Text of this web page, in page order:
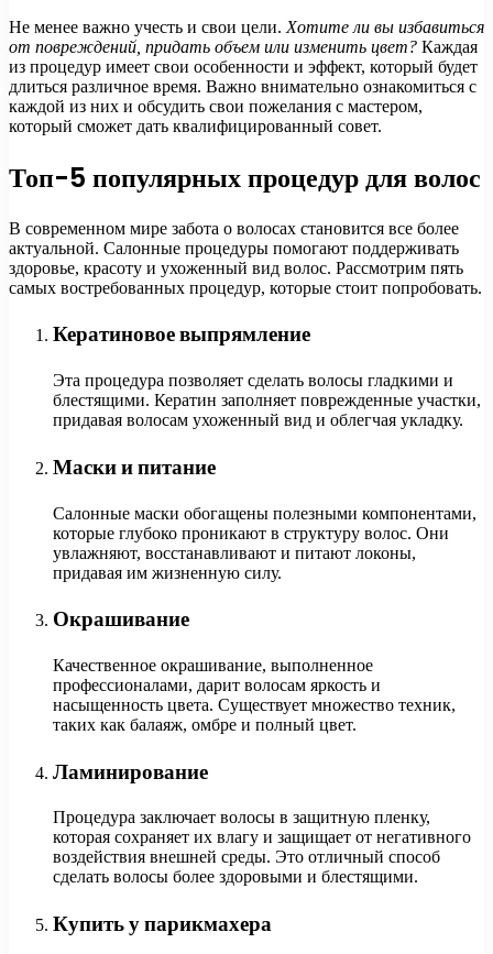
Не менее важно учесть и свои цели. Хотите ли вы избавиться
от повреждений, придать объем или изменить цвет? Каждая
из процедур имеет свои особенности и эффект, который будет
длиться различное время. Важно внимательно ознакомиться с
каждой из них и обсудить свои пожелания с мастером,
который сможет дать квалифицированный совет.
Топ-5 популярных процедур для волос
В современном мире забота о волосах становится все более
актуальной. Салонные процедуры помогают поддерживать
здоровье, красоту и ухоженный вид волос. Рассмотрим пять
самых востребованных процедур, которые стоит попробовать.
Кератиновое выпрямление
Эта процедура позволяет сделать волосы гладкими и
блестящими. Кератин заполняет поврежденные участки,
придавая волосам ухоженный вид и облегчая укладку.
Маски и питание
Салонные маски обогащены полезными компонентами,
которые глубоко проникают в структуру волос. Они
увлажняют, восстанавливают и питают локоны,
придавая им жизненную силу.
Окрашивание
Качественное окрашивание, выполненное
профессионалами, дарит волосам яркость и
насыщенность цвета. Существует множество техник,
таких как балаяж, омбре и полный цвет.
Ламинирование
Процедура заключает волосы в защитную пленку,
которая сохраняет их влагу и защищает от негативного
воздействия внешней среды. Это отличный способ
сделать волосы более здоровыми и блестящими.
Купить у парикмахера